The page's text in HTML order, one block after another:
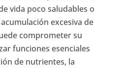
vida poco saludables o
excesiva de
comprometer su
funciones esenciales
de nutrientes, la